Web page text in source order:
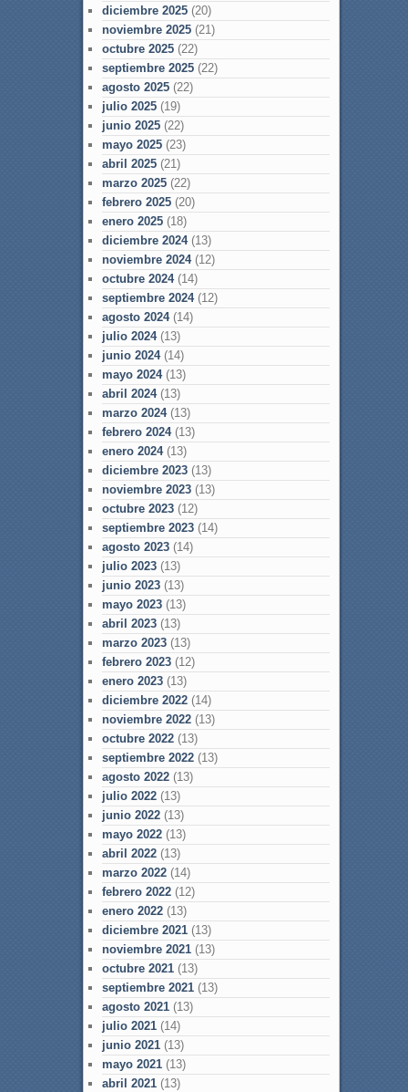
diciembre 2025(20)
noviembre 2025(21)
octubre 2025(22)
septiembre 2025(22)
agosto 2025(22)
julio 2025(19)
junio 2025(22)
mayo 2025(23)
abril 2025(21)
marzo 2025(22)
febrero 2025(20)
enero 2025(18)
diciembre 2024(13)
noviembre 2024(12)
octubre 2024(14)
septiembre 2024(12)
agosto 2024(14)
julio 2024(13)
junio 2024(14)
mayo 2024(13)
abril 2024(13)
marzo 2024(13)
febrero 2024(13)
enero 2024(13)
diciembre 2023(13)
noviembre 2023(13)
octubre 2023(12)
septiembre 2023(14)
agosto 2023(14)
julio 2023(13)
junio 2023(13)
mayo 2023(13)
abril 2023(13)
marzo 2023(13)
febrero 2023(12)
enero 2023(13)
diciembre 2022(14)
noviembre 2022(13)
octubre 2022(13)
septiembre 2022(13)
agosto 2022(13)
julio 2022(13)
junio 2022(13)
mayo 2022(13)
abril 2022(13)
marzo 2022(14)
febrero 2022(12)
enero 2022(13)
diciembre 2021(13)
noviembre 2021(13)
octubre 2021(13)
septiembre 2021(13)
agosto 2021(13)
julio 2021(14)
junio 2021(13)
mayo 2021(13)
abril 2021(13)